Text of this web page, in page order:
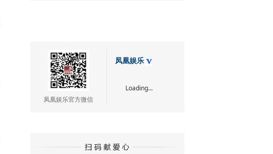
凤凰娱乐官方微信
凤凰娱乐
Loading...